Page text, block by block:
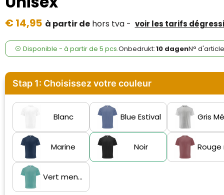
Fresh 'n Rebel
GolfOriginals
James Harvest
Kingcap
Mepal
Moleskine
MyKit
Ocean Bottle
€ 14,95 à partir dehors tva - voir les tarifs
Disponible - à partir de 5 pcs.Onbedrukt:10 dagenN°
Stap 1: Choisissez votre couleur
Blanc Blue Estival
Marine Noir
Vert menthe